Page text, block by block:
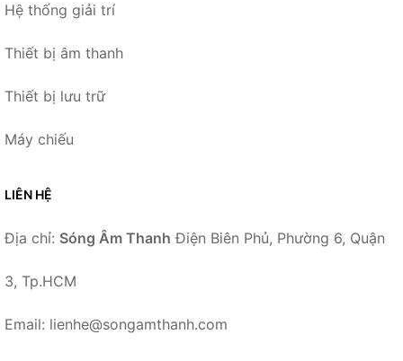
Hệ thống giải trí
Thiết bị âm thanh
Thiết bị lưu trữ
Máy chiếu
LIÊN HỆ
Địa chỉ: Sóng Âm Thanh Điện Biên Phủ, Phường 6, Quận
3, Tp.HCM
Email: lienhe@songamthanh.com